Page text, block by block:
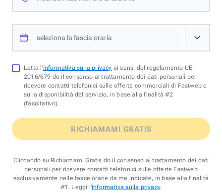
seleziona la fascia oraria
Letta l'informativa sulla privacy ai sensi del regolamento UE
2016/679 do il consenso al trattamento dei dati personali per
ricevere contatti telefonici sulle offerte commerciali di Fastweb e
sulla disponibilità del servizio, in base alla finalità #2
(facoltativo).
RICHIAMAMI GRATIS
Cliccando su Richiamami Gratis do il consenso al trattamento dei dati
personali per ricevere contatti telefonici sulle offerte Fastweb
esclusivamente nelle fasce orarie da me indicate, in base alla finalità
#1. Leggi l'informativa sulla privacy.